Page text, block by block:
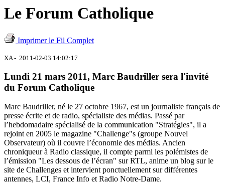
Le Forum Catholique
Imprimer le Fil Complet
XA - 2011-02-03 14:02:17
Lundi 21 mars 2011, Marc Baudriller sera l'invité
du Forum Catholique
Marc Baudriller, né le 27 octobre 1967, est un journaliste français de
presse écrite et de radio, spécialiste des médias. Passé par
l’hebdomadaire spécialisé de la communication "Stratégies", il a
rejoint en 2005 le magazine "Challenge"s (groupe Nouvel
Observateur) où il couvre l’économie des médias. Ancien
chroniqueur à Radio classique, il compte parmi les polémistes de
l’émission "Les dessous de l’écran" sur RTL, anime un blog sur le
site de Challenges et intervient ponctuellement sur différentes
antennes, LCI, France Info et Radio Notre-Dame.